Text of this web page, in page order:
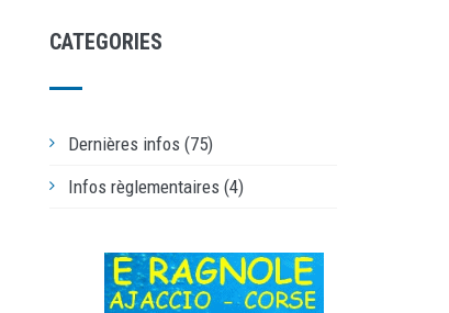
CATEGORIES
Dernières infos (75)
Infos règlementaires (4)